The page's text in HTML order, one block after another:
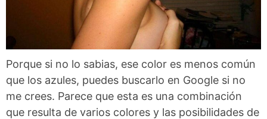
Porque si no lo sabias, ese color es menos común
que los azules, puedes buscarlo en Google si no
me crees. Parece que esta es una combinación
que resulta de varios colores y las posibilidades de